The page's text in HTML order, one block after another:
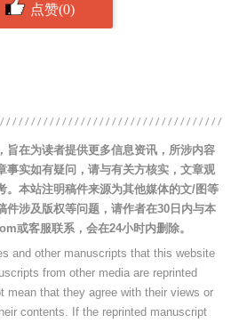
点赞(0)
旨在为读者提供更多信息资讯，所涉内容
事实如有疑问，请与有关方核实，文章观
。本站注明稿件来源为其他媒体的文/图等
件涉及版权等问题，请作者在30日内与本
或客服联系，会在24小时内删除。
and other manuscripts that this website
from other media are reprinted
mean that they agree with their views or
contents. If the reprinted manuscript